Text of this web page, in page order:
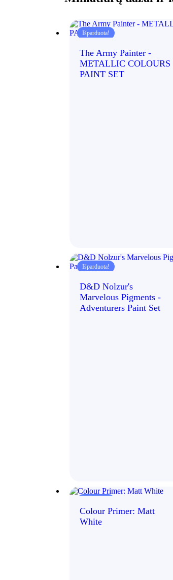
Išparduota!
The Army Painter -
METALLIC COLOURS
PAINT SET
Išparduota!
D&D Nolzur's
Marvelous Pigments -
Adventurers Paint Set
Colour Primer: Matt
White